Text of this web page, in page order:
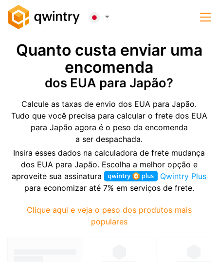
Quanto custa enviar uma
encomenda
dos EUA para Japão?
Calcule as taxas de envio dos EUA para Japão.
Tudo que você precisa para calcular o frete dos EUA
para Japão agora é o peso da encomenda
a ser despachada.
Insira esses dados na calculadora de frete mudança
dos EUA para Japão. Escolha a melhor opção e
aproveite sua assinatura
Qwintry Plus
para economizar até 7% em serviços de frete.
Clique aqui e veja o peso dos produtos mais
populares